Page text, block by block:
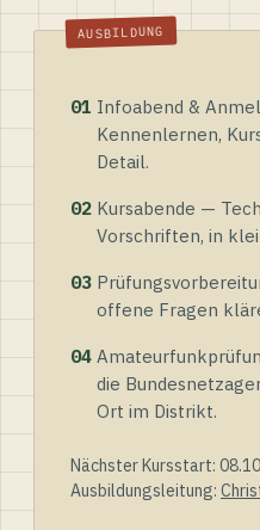
01 Infoabend &
Kennenlernen,
Detail.
02 Kursabende —
Vorschriften, in
03
offene Fragen
04
die
Ort im Distrikt.
Nächster Kursstart:
Ausbildungsleitung: